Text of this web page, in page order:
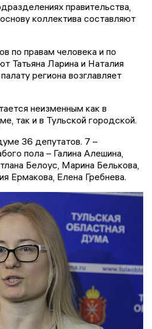
правительства,
коллектива составляют
по правам человека и по
Татьяна Ларина и Наталия
региона возглавляет
неизменным как в
так и в Тульской городской.
36 депутатов. 7 –
пола – Галина Алешина,
Белоус, Марина Белькова,
Ермакова, Елена Гребнева.